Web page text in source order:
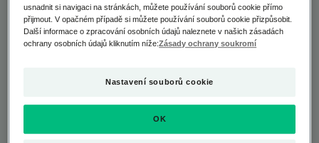
Během prvního těhotenství jsem
trávila spoustu času škrábáním svého
břicha: Měla jsem drobná svědění,
pravidelná. Porodní asistentka mě
uklidnila, že je to běžné. Rozhodla jsem
usnadnit si navigaci na stránkách, můžete používání souborů cookie přímo
přijmout. V opačném případě si můžete používání souborů cookie přizpůsobit.
Další informace o zpracování osobních údajů naleznete v našich zásadách
ochrany osobních údajů kliknutím níže:Zásady ochrany soukromí
Nastavení souborů cookie
OK